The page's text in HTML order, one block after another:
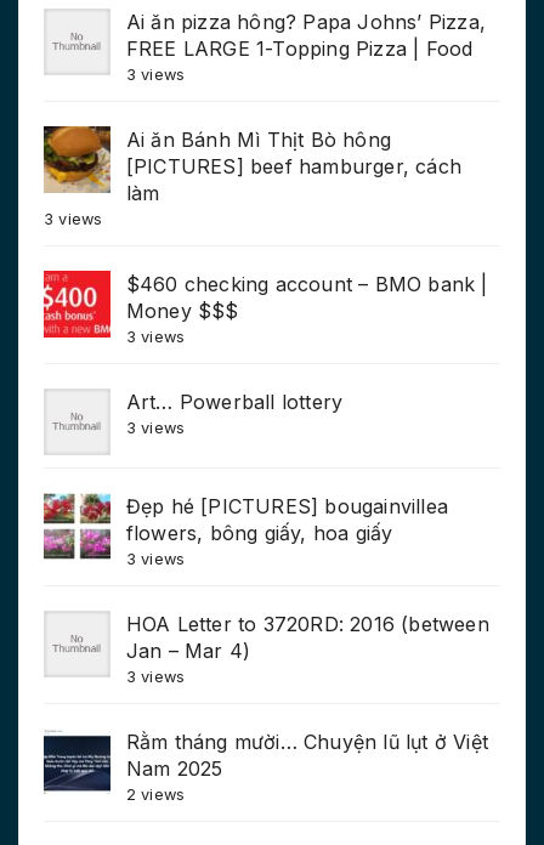
Ai ăn pizza hông? Papa Johns’ Pizza,
FREE LARGE 1-Topping Pizza | Food
3 views
Ai ăn Bánh Mì Thịt Bò hông
[PICTURES] beef hamburger, cách
làm
3 views
$460 checking account – BMO bank |
Money $$$
3 views
Art… Powerball lottery
3 views
Đẹp hé [PICTURES] bougainvillea
flowers, bông giấy, hoa giấy
3 views
HOA Letter to 3720RD: 2016 (between
Jan – Mar 4)
3 views
Rằm tháng mười… Chuyện lũ lụt ở Việt
Nam 2025
2 views